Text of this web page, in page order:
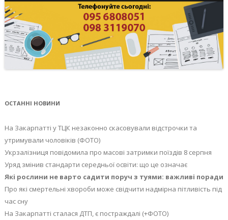
ОСТАННІ НОВИНИ
На Закарпатті у ТЦК незаконно скасовували відстрочки та
утримували чоловіків (ФОТО)
Укрзалізниця повідомила про масові затримки поїздів 8 серпня
Уряд змінив стандарти середньої освіти: що це означає
Які рослини не варто садити поруч з туями: важливі поради
Про які смертельні хвороби може свідчити надмірна пітливість під
час сну
На Закарпатті сталася ДТП, є постраждалі (+ФОТО)